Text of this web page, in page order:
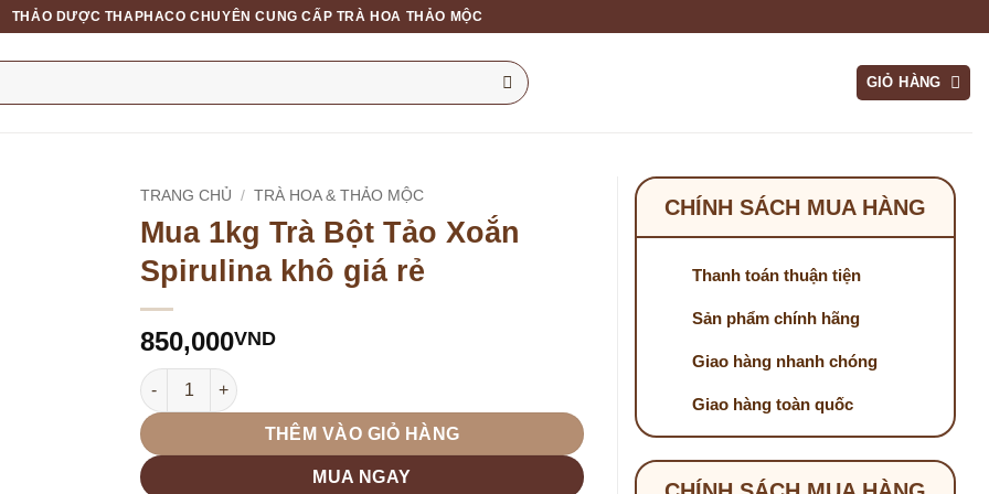
THẢO DƯỢC THAPHACO CHUYÊN CUNG CẤP TRÀ HOA THẢO MỘC
GIỎ HÀNG
TRANG CHỦ / TRÀ HOA & THẢO MỘC
Mua 1kg Trà Bột Tảo Xoắn
Spirulina khô giá rẻ
850,000VND
Mua 1kg Trà Bột Tảo Xoắn Spirulina khô giá rẻ số lượng
THÊM VÀO GIỎ HÀNG
MUA NGAY
CHÍNH SÁCH MUA HÀNG
Thanh toán thuận tiện
Sản phẩm chính hãng
Giao hàng nhanh chóng
Giao hàng toàn quốc